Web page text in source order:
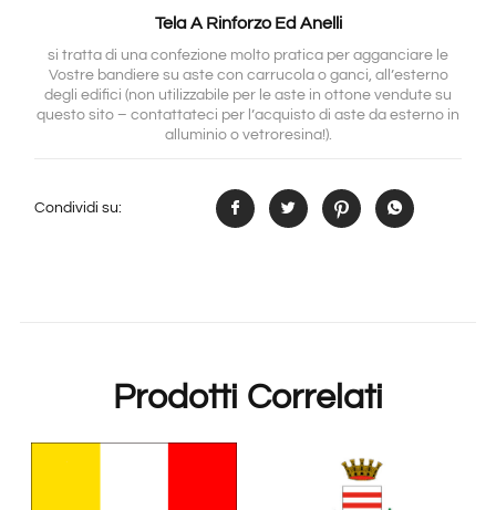
Tela A Rinforzo Ed Anelli
si tratta di una confezione molto pratica per agganciare le
Vostre bandiere su aste con carrucola o ganci, all’esterno
degli edifici (non utilizzabile per le aste in ottone vendute su
questo sito – contattateci per l’acquisto di aste da esterno in
alluminio o vetroresina!).
Condividi su:
Prodotti Correlati